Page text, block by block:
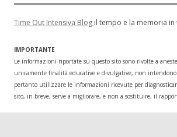
Time Out Intensiva Blog il tempo e la memoria in
IMPORTANTE
Le informazioni riportate su questo sito sono rivolte a
unicamente finalità educative e divulgative, non
pertanto utilizzare le informazioni ricevute per
sito, in breve, serve a migliorare, e non a sostituire, il